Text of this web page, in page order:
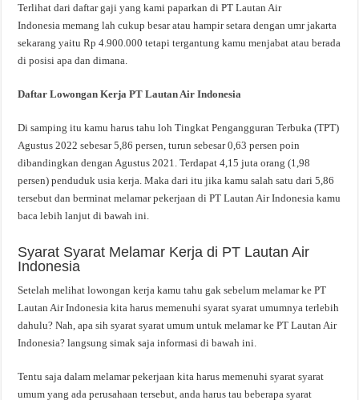
Terlihat dari daftar gaji yang kami paparkan di PT Lautan Air
Indonesia memang lah cukup besar atau hampir setara dengan umr jakarta
sekarang yaitu Rp 4.900.000 tetapi tergantung kamu menjabat atau berada
di posisi apa dan dimana.
Daftar Lowongan Kerja PT Lautan Air Indonesia
Di samping itu kamu harus tahu loh Tingkat Pengangguran Terbuka (TPT)
Agustus 2022 sebesar 5,86 persen, turun sebesar 0,63 persen poin
dibandingkan dengan Agustus 2021. Terdapat 4,15 juta orang (1,98
persen) penduduk usia kerja. Maka dari itu jika kamu salah satu dari 5,86
tersebut dan berminat melamar pekerjaan di PT Lautan Air Indonesia kamu
baca lebih lanjut di bawah ini.
Syarat Syarat Melamar Kerja di PT Lautan Air
Indonesia
Setelah melihat lowongan kerja kamu tahu gak sebelum melamar ke PT
Lautan Air Indonesia kita harus memenuhi syarat syarat umumnya terlebih
dahulu? Nah, apa sih syarat syarat umum untuk melamar ke PT Lautan Air
Indonesia? langsung simak saja informasi di bawah ini.
Tentu saja dalam melamar pekerjaan kita harus memenuhi syarat syarat
umum yang ada perusahaan tersebut, anda harus tau beberapa syarat